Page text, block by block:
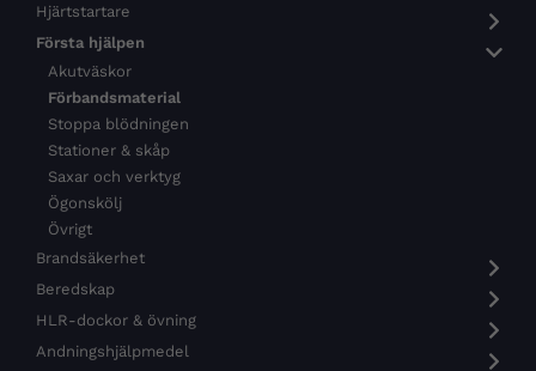
Hjärtstartare
Första hjälpen
Akutväskor
Förbandsmaterial
Stoppa blödningen
Stationer & skåp
Saxar och verktyg
Ögonskölj
Övrigt
Brandsäkerhet
Beredskap
HLR-dockor & övning
Andningshjälpmedel